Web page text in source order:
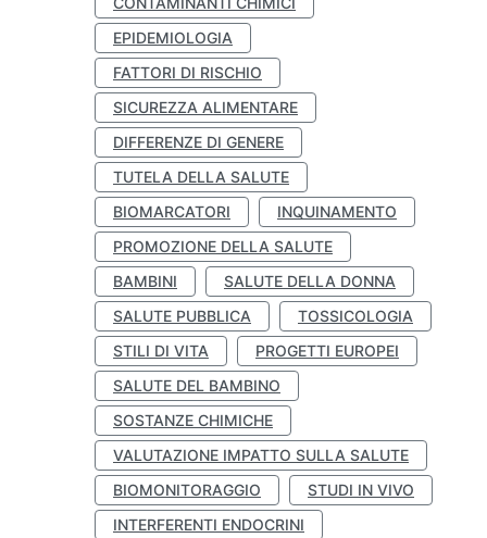
EPIDEMIOLOGIA
FATTORI DI RISCHIO
SICUREZZA ALIMENTARE
DIFFERENZE DI GENERE
TUTELA DELLA SALUTE
BIOMARCATORI
INQUINAMENTO
PROMOZIONE DELLA SALUTE
BAMBINI
SALUTE DELLA DONNA
SALUTE PUBBLICA
TOSSICOLOGIA
STILI DI VITA
PROGETTI EUROPEI
SALUTE DEL BAMBINO
SOSTANZE CHIMICHE
VALUTAZIONE IMPATTO SULLA SALUTE
BIOMONITORAGGIO
STUDI IN VIVO
INTERFERENTI ENDOCRINI